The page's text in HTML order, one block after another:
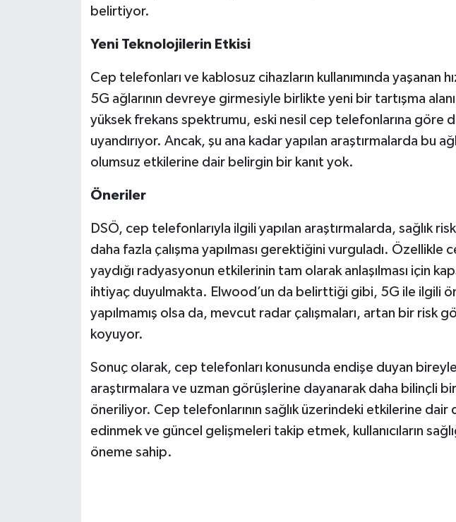
belirtiyor.
Yeni Teknolojilerin Etkisi
Cep telefonları ve kablosuz cihazların kullanımında yaşanan
5G ağlarının devreye girmesiyle birlikte yeni bir tartışma
yüksek frekans spektrumu, eski nesil cep telefonlarına göre
uyandırıyor. Ancak, şu ana kadar yapılan araştırmalarda bu
olumsuz etkilerine dair belirgin bir kanıt yok.
Öneriler
DSÖ, cep telefonlarıyla ilgili yapılan araştırmalarda, sağlık
daha fazla çalışma yapılması gerektiğini vurguladı. Özellikle
yaydığı radyasyonun etkilerinin tam olarak anlaşılması için
ihtiyaç duyulmakta. Elwood’un da belirttiği gibi, 5G ile ilgili
yapılmamış olsa da, mevcut radar çalışmaları, artan bir risk
koyuyor.
Sonuç olarak, cep telefonları konusunda endişe duyan
araştırmalara ve uzman görüşlerine dayanarak daha bilinçli
öneriliyor. Cep telefonlarının sağlık üzerindeki etkilerine dair
edinmek ve güncel gelişmeleri takip etmek, kullanıcıların
öneme sahip.